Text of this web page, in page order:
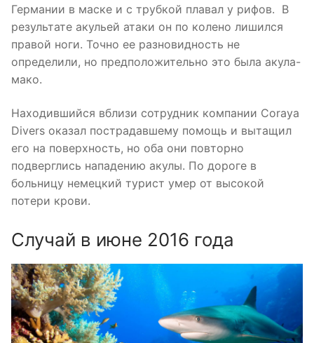
Германии в маске и с трубкой плавал у рифов. В
результате акульей атаки он по колено лишился
правой ноги. Точно ее разновидность не
определили, но предположительно это была акула-
мако.
Находившийся вблизи сотрудник компании Coraya
Divers оказал пострадавшему помощь и вытащил
его на поверхность, но оба они повторно
подверглись нападению акулы. По дороге в
больницу немецкий турист умер от высокой
потери крови.
Случай в июне 2016 года